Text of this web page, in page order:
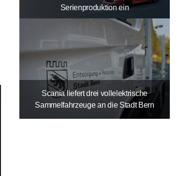
Serienproduktion ein
Scania liefert drei vollelektrische
Sammelfahrzeuge an die Stadt Bern